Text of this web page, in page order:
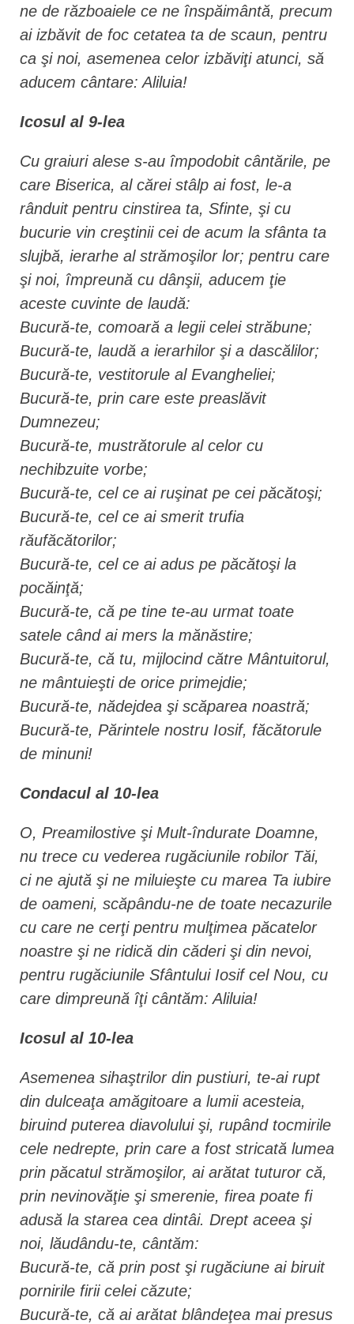
ne de războaiele ce ne înspăimântă, precum
ai izbăvit de foc cetatea ta de scaun, pentru
ca şi noi, asemenea celor izbăviţi atunci, să
aducem cântare: Aliluia!
Icosul al 9-lea
Cu graiuri alese s-au împodobit cântările, pe
care Biserica, al cărei stâlp ai fost, le-a
rânduit pentru cinstirea ta, Sfinte, şi cu
bucurie vin creştinii cei de acum la sfânta ta
slujbă, ierarhe al strămoşilor lor; pentru care
şi noi, împreună cu dânşii, aducem ţie
aceste cuvinte de laudă:
Bucură-te, comoară a legii celei străbune;
Bucură-te, laudă a ierarhilor şi a dascălilor;
Bucură-te, vestitorule al Evangheliei;
Bucură-te, prin care este preaslăvit
Dumnezeu;
Bucură-te, mustrătorule al celor cu
nechibzuite vorbe;
Bucură-te, cel ce ai ruşinat pe cei păcătoşi;
Bucură-te, cel ce ai smerit trufia
răufăcătorilor;
Bucură-te, cel ce ai adus pe păcătoşi la
pocăinţă;
Bucură-te, că pe tine te-au urmat toate
satele când ai mers la mănăstire;
Bucură-te, că tu, mijlocind către Mântuitorul,
ne mântuieşti de orice primejdie;
Bucură-te, nădejdea şi scăparea noastră;
Bucură-te, Părintele nostru Iosif, făcătorule
de minuni!
Condacul al 10-lea
O, Preamilostive şi Mult-îndurate Doamne,
nu trece cu vederea rugăciunile robilor Tăi,
ci ne ajută şi ne miluieşte cu marea Ta iubire
de oameni, scăpându-ne de toate necazurile
cu care ne cerţi pentru mulţimea păcatelor
noastre şi ne ridică din căderi şi din nevoi,
pentru rugăciunile Sfântului Iosif cel Nou, cu
care dimpreună îţi cântăm: Aliluia!
Icosul al 10-lea
Asemenea sihaştrilor din pustiuri, te-ai rupt
din dulceaţa amăgitoare a lumii acesteia,
biruind puterea diavolului şi, rupând tocmirile
cele nedrepte, prin care a fost stricată lumea
prin păcatul strămoşilor, ai arătat tuturor că,
prin nevinovăţie şi smerenie, firea poate fi
adusă la starea cea dintâi. Drept aceea şi
noi, lăudându-te, cântăm:
Bucură-te, că prin post şi rugăciune ai biruit
pornirile firii celei căzute;
Bucură-te, că ai arătat blândeţea mai presus